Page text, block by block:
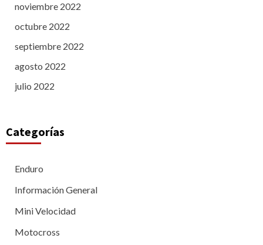
noviembre 2022
octubre 2022
septiembre 2022
agosto 2022
julio 2022
Categorías
Enduro
Información General
Mini Velocidad
Motocross